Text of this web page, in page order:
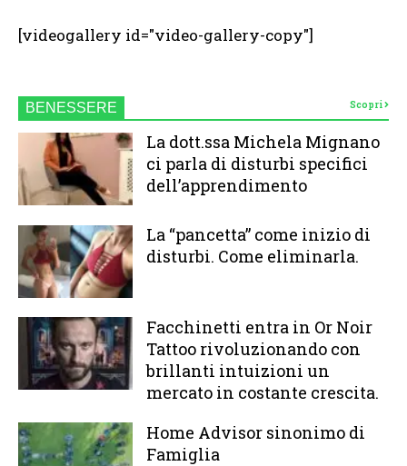
[videogallery id="video-gallery-copy"]
BENESSERE Scopri
La dott.ssa Michela Mignano
ci parla di disturbi specifici
dell’apprendimento
La “pancetta” come inizio di
disturbi. Come eliminarla.
Facchinetti entra in Or Noir
Tattoo rivoluzionando con
brillanti intuizioni un
mercato in costante crescita.
Home Advisor sinonimo di
Famiglia